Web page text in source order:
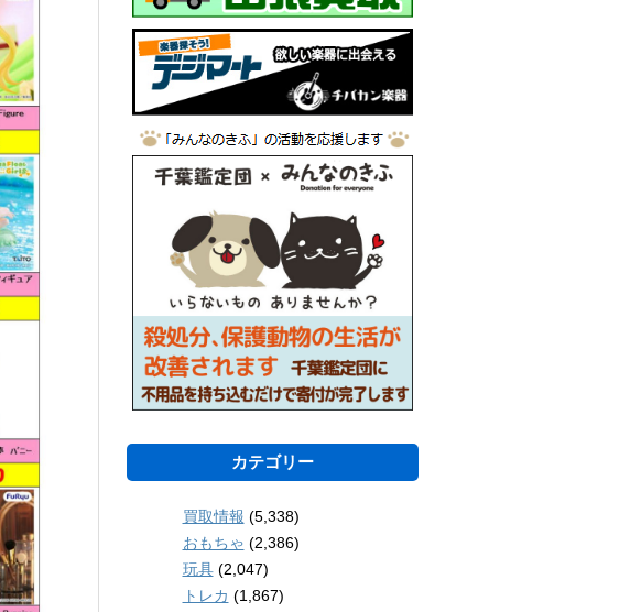
カテゴリー
買取情報 (5,338)
おもちゃ (2,386)
玩具(2,047)
トレカ (1,867)